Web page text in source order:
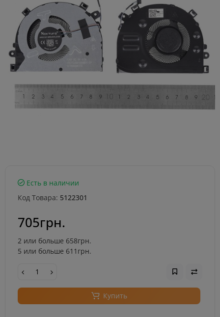
Есть в наличии
Код Товара: 5122301
705грн.
2 или больше 658грн.
5 или больше 611грн.
Купить